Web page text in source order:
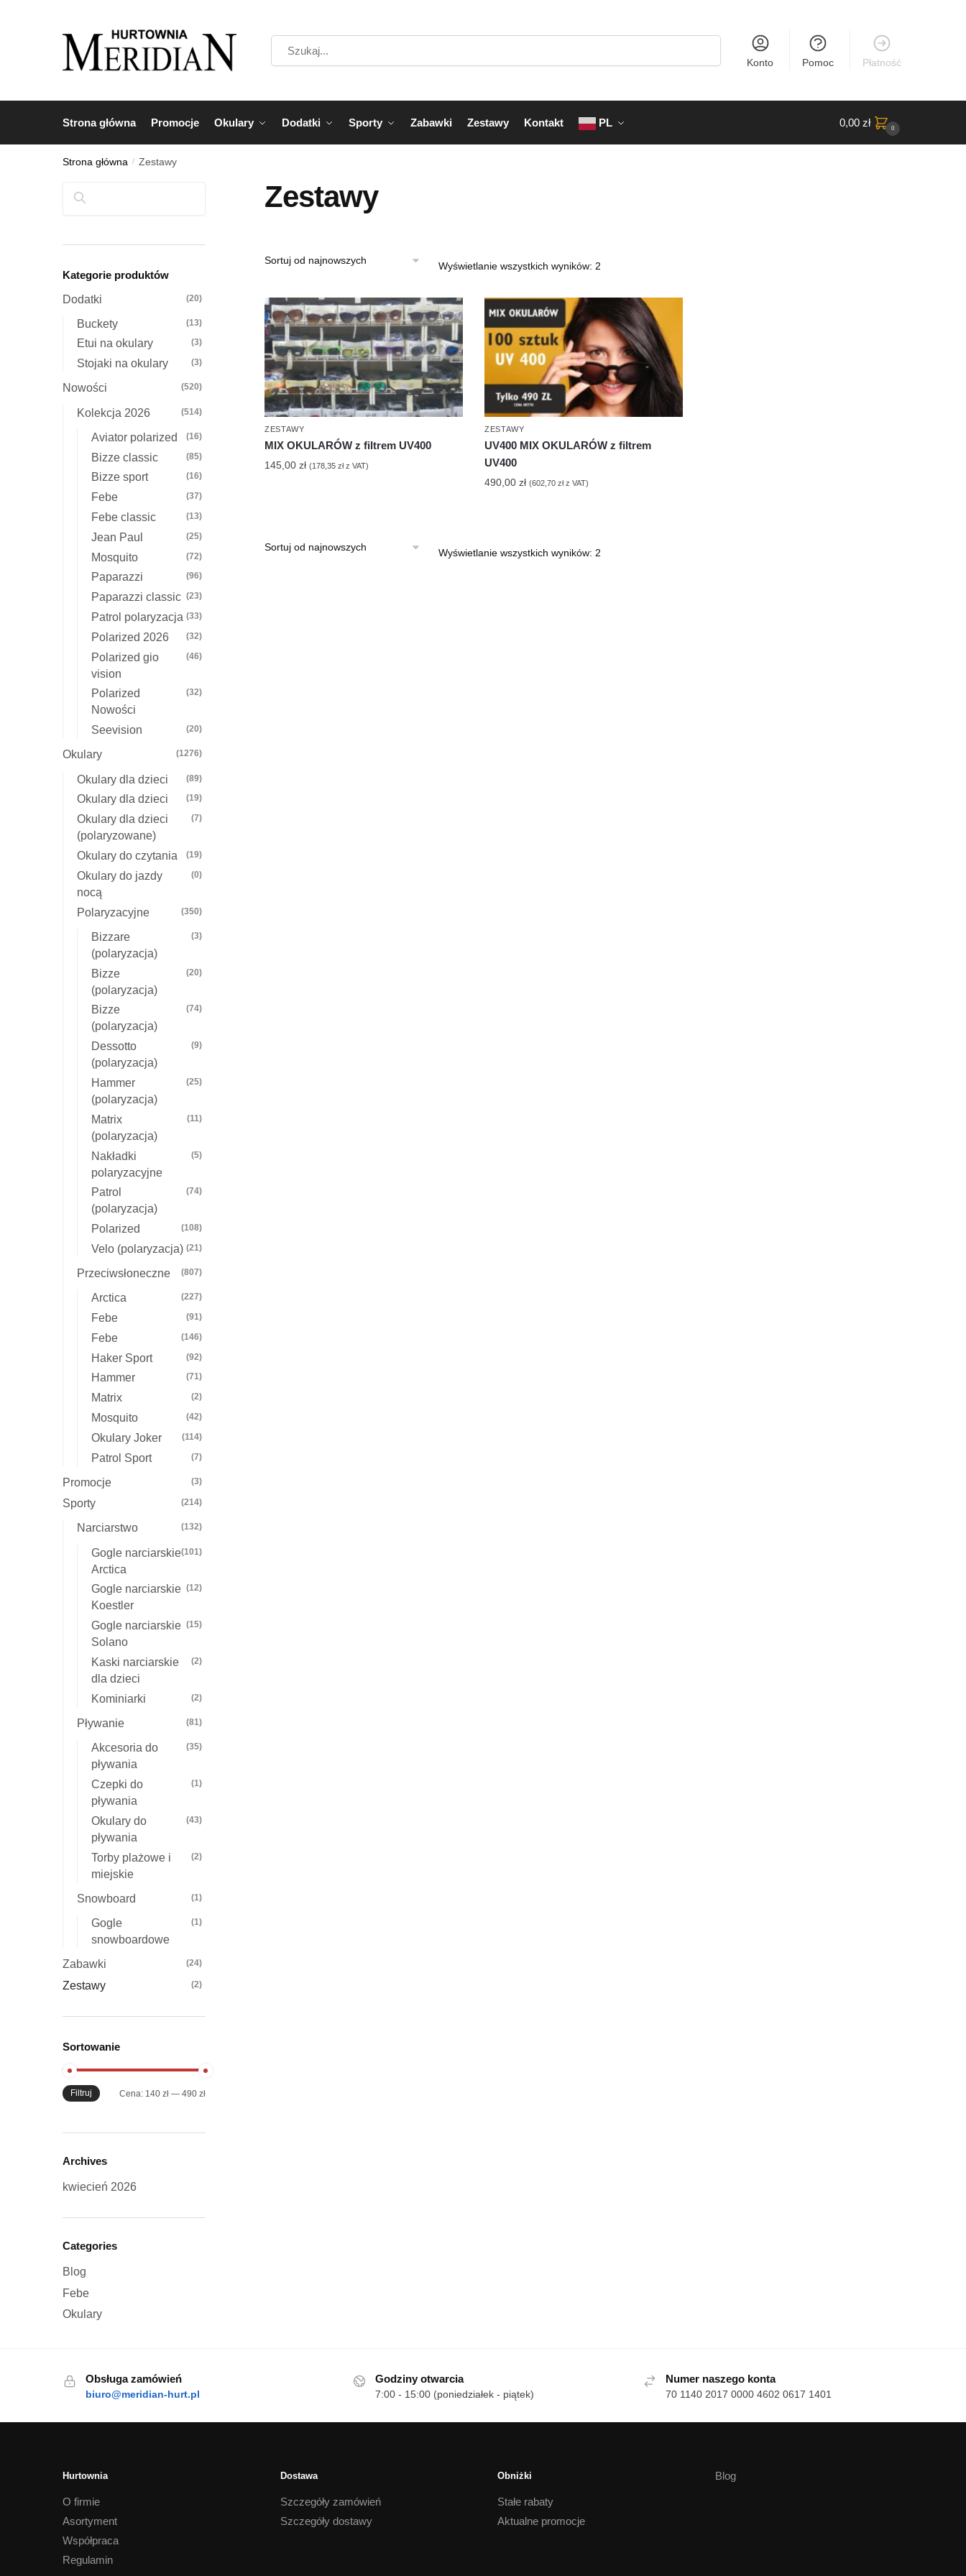
Konto Pomoc Płatność
Strona główna Promocje Okulary Dodatki Sporty Zabawki Zestawy Kontakt PL 0,00 zł 0
Strona główna / Zestawy
Zestawy
Wyświetlanie wszystkich wyników: 2Posortowane
najnowszych
ZESTAWY
MIX OKULARÓW z filtrem UV400
145,00 zł (178,35 złz VAT)
ZESTAWY
UV400 MIX OKULARÓW z filtrem
UV400
490,00 zł (602,70 złz VAT)
Wyświetlanie wszystkich wyników: 2Posortowane
Szukaj
Kategorie produktów
Dodatki
(20)
Buckety (13)
Etui na okulary (3)
Stojaki na okulary (3)
Nowości (520)
Kolekcja 2026 (514)
Aviator polarized (16)
Bizze classic (85)
Bizze sport (16)
Febe (37)
Febe classic (13)
Jean Paul (25)
Mosquito (72)
Paparazzi (96)
Paparazzi classic (23)
Patrol polaryzacja (33)
Polarized 2026 (32)
Polarized gio
vision
(46)
Polarized
Nowości
(32)
Seevision (20)
Okulary (1276)
Okulary dla dzieci (89)
Okulary dla dzieci (19)
Okulary dla dzieci
(polaryzowane)
(7)
Okulary do czytania (19)
Okulary do jazdy
nocą
(0)
Polaryzacyjne (350)
Bizzare
(polaryzacja)
(3)
Bizze
(polaryzacja)
(20)
Bizze
(polaryzacja)
(74)
Dessotto
(polaryzacja)
(9)
Hammer
(polaryzacja)
(25)
Matrix
(polaryzacja)
(11)
Nakładki
polaryzacyjne
(5)
Patrol
(polaryzacja)
(74)
Polarized (108)
Velo (polaryzacja) (21)
Przeciwsłoneczne (807)
Arctica (227)
Febe (91)
Febe (146)
Haker Sport (92)
Hammer (71)
Matrix (2)
Mosquito (42)
Okulary Joker (114)
Patrol Sport (7)
Promocje (3)
Sporty (214)
Narciarstwo (132)
Gogle narciarskie
Arctica
(101)
Gogle narciarskie
Koestler
(12)
Gogle narciarskie
Solano
(15)
Kaski narciarskie
dla dzieci
(2)
Kominiarki (2)
Pływanie (81)
Akcesoria do
pływania
(35)
Czepki do
pływania
(1)
Okulary do
pływania
(43)
Torby plażowe i
miejskie
(2)
Snowboard (1)
Gogle
snowboardowe
(1)
Zabawki (24)
Zestawy (2)
Sortowanie
Cena
Cena
Filtruj Cena: 140 zł— 490 zł
Archives
kwiecień 2026
Categories
Blog
Febe
Okulary
Obsługa zamówień
biuro@meridian-hurt.pl
Godziny otwarcia
7:00 - 15:00 (poniedziałek - piątek)
Numer naszego konta
70 1140 2017 0000 4602 0617 1401
Hurtownia
O firmie
Asortyment
Współpraca
Regulamin
Dostawa
Szczegóły zamówień
Szczegóły dostawy
Obniżki
Stałe rabaty
Aktualne promocje
Blog